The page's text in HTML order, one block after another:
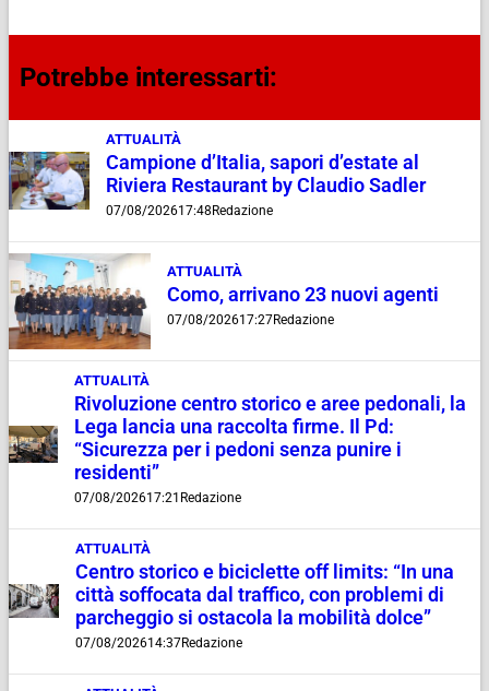
Potrebbe interessarti:
ATTUALITÀ
Campione d’Italia, sapori d’estate al
Riviera Restaurant by Claudio Sadler
07/08/202617:48 Redazione
ATTUALITÀ
Como, arrivano 23 nuovi agenti
07/08/202617:27Redazione
ATTUALITÀ
Rivoluzione centro storico e aree pedonali, la
Lega lancia una raccolta firme. Il Pd:
“Sicurezza per i pedoni senza punire i
residenti”
07/08/202617:21 Redazione
ATTUALITÀ
Centro storico e biciclette off limits: “In una
città soffocata dal traffico, con problemi di
parcheggio si ostacola la mobilità dolce”
07/08/202614:37Redazione